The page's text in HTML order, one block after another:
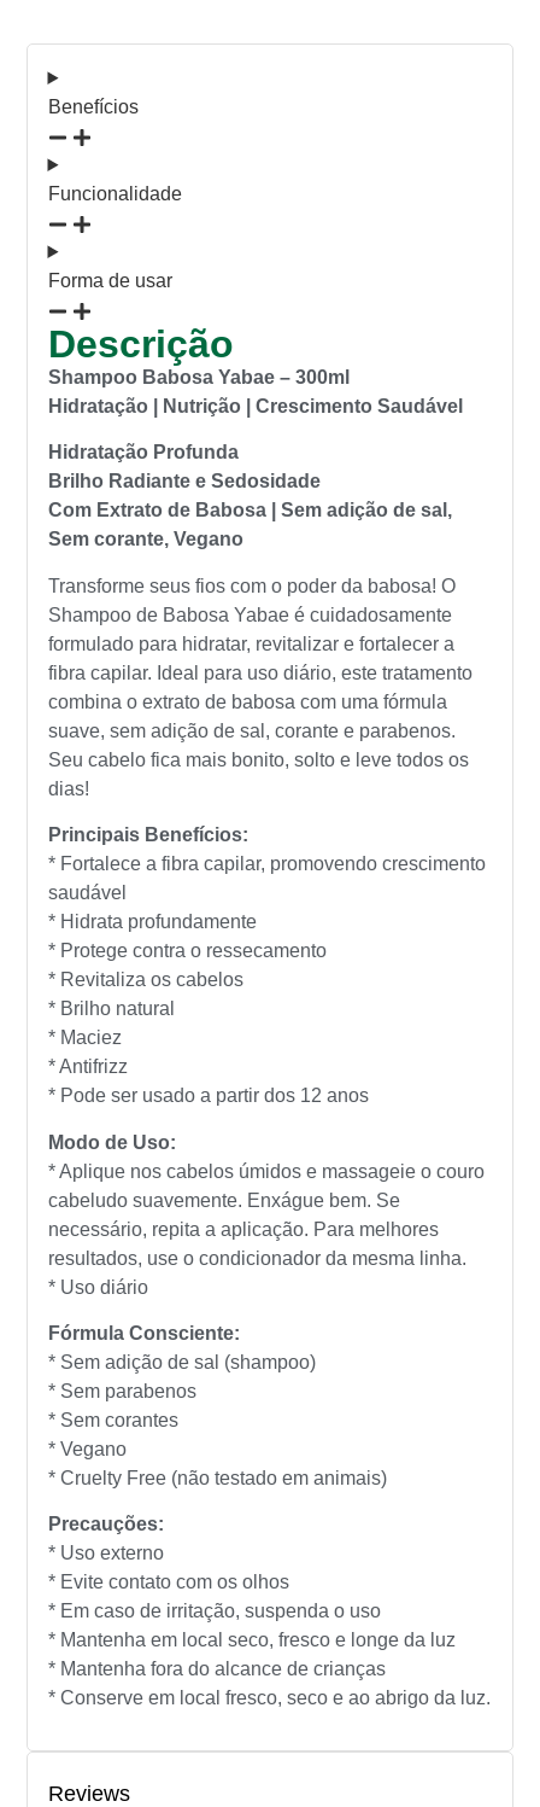
Benefícios
Funcionalidade
Forma de usar
Descrição
Shampoo Babosa Yabae – 300ml
Hidratação | Nutrição | Crescimento Saudável
Hidratação Profunda
Brilho Radiante e Sedosidade
Com Extrato de Babosa | Sem adição de sal,
Sem corante, Vegano
Transforme seus fios com o poder da babosa! O
Shampoo de Babosa Yabae é cuidadosamente
formulado para hidratar, revitalizar e fortalecer a
fibra capilar. Ideal para uso diário, este tratamento
combina o extrato de babosa com uma fórmula
suave, sem adição de sal, corante e parabenos.
Seu cabelo fica mais bonito, solto e leve todos os
dias!
Principais Benefícios:
* Fortalece a fibra capilar, promovendo crescimento
saudável
* Hidrata profundamente
* Protege contra o ressecamento
* Revitaliza os cabelos
* Brilho natural
* Maciez
* Antifrizz
* Pode ser usado a partir dos 12 anos
Modo de Uso:
* Aplique nos cabelos úmidos e massageie o couro
cabeludo suavemente. Enxágue bem. Se
necessário, repita a aplicação. Para melhores
resultados, use o condicionador da mesma linha.
* Uso diário
Fórmula Consciente:
* Sem adição de sal (shampoo)
* Sem parabenos
* Sem corantes
* Vegano
* Cruelty Free (não testado em animais)
Precauções:
* Uso externo
* Evite contato com os olhos
* Em caso de irritação, suspenda o uso
* Mantenha em local seco, fresco e longe da luz
* Mantenha fora do alcance de crianças
* Conserve em local fresco, seco e ao abrigo da luz.
Reviews